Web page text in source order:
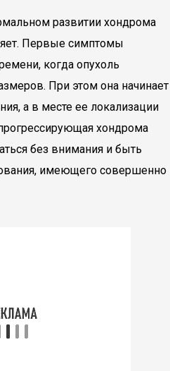
развитии хондрома
Первые симптомы
когда опухоль
При этом она начинает
а в месте ее локализации
хондрома
без внимания и быть
имеющего совершенно